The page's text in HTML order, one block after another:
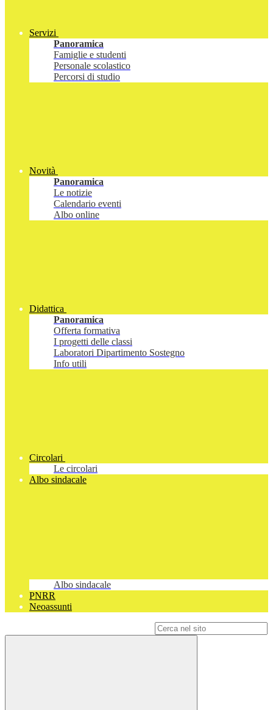
Servizi
Panoramica
Famiglie e studenti
Personale scolastico
Percorsi di studio
Novità
Panoramica
Le notizie
Calendario eventi
Albo online
Didattica
Panoramica
Offerta formativa
I progetti delle classi
Laboratori Dipartimento Sostegno
Info utili
Circolari
Le circolari
Albo sindacale
Albo sindacale
PNRR
Neoassunti